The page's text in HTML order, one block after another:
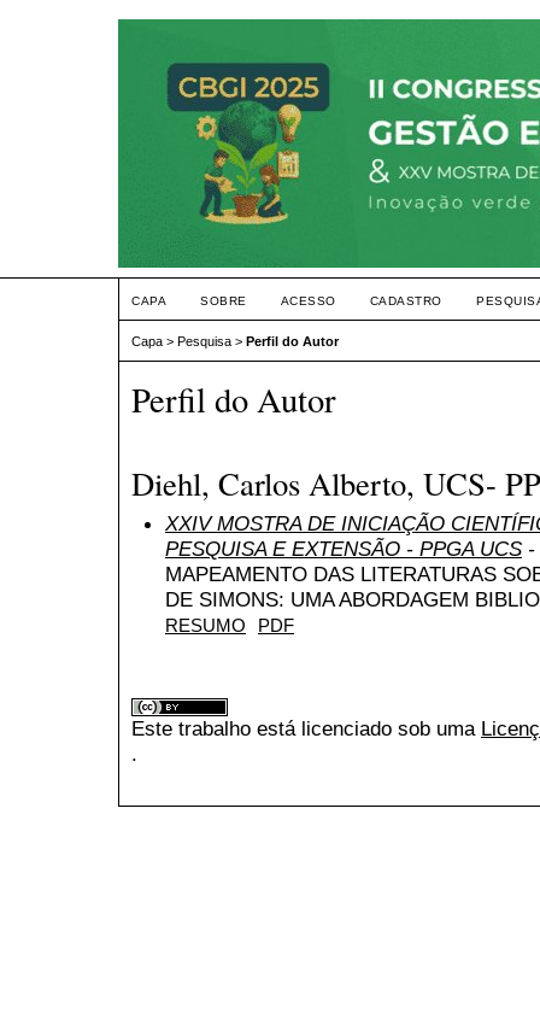
CAPA SOBRE ACESSO CADASTRO
Capa > Pesquisa > Perfil do Autor
Perfil do Autor
Diehl, Carlos Alberto, UCS-
XXIV MOSTRA DE INICIAÇÃO
PESQUISA E EXTENSÃO - PPGA UCS -
MAPEAMENTO DAS LITERATURAS
DE SIMONS: UMA ABORDAGEM
RESUMO PDF
Este trabalho está licenciado sob uma
.